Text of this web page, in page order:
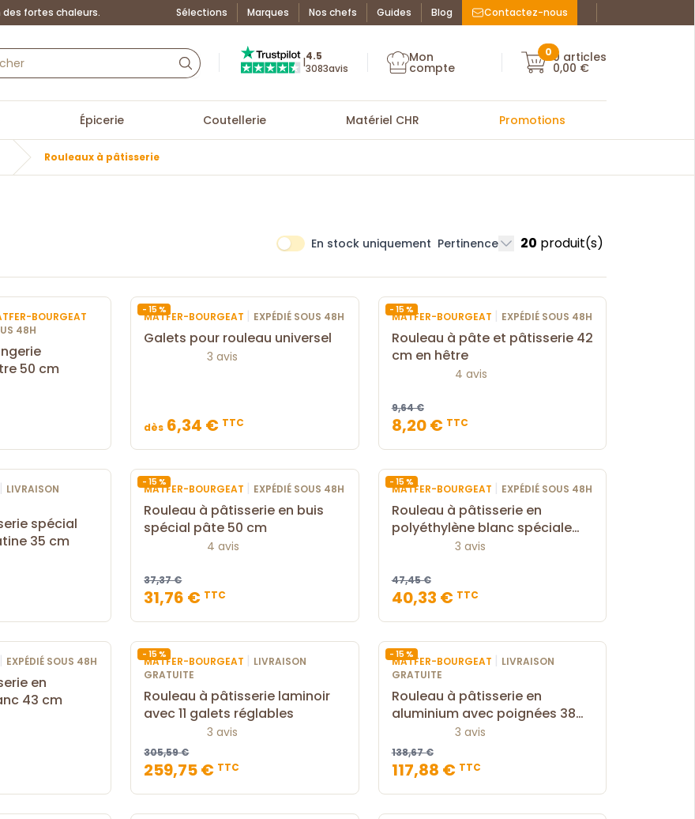
fortes chaleurs. Sélections Marques Nos chefs Guides Blog Contactez-nous Facebook : La
Instagram :
Truspilot : La Boutique des chefs
4.5
3083avis Mon compte
Mon
compte Mon compte
00 articles
0,00 €
Épicerie Coutellerie Matériel CHR Promotions
Rouleaux à pâtisserie
En stock uniquement Pertinence 20 produit(s)
BOURGEAT
48H
50 cm
- 15 %
MATFER-BOURGEAT | EXPÉDIÉ SOUS 48H
Galets pour rouleau universel
3 avis
dès 6,34 € TTC
- 15 %
MATFER-BOURGEAT | EXPÉDIÉ SOUS 48H
Rouleau à pâte et pâtisserie 42
cm en hêtre
4 avis
9,64 €
8,20 € TTC
| LIVRAISON
spécial
35 cm
- 15 %
MATFER-BOURGEAT | EXPÉDIÉ SOUS 48H
Rouleau à pâtisserie en buis
spécial pâte 50 cm
4 avis
37,37 €
31,76 € TTC
- 15 %
MATFER-BOURGEAT | EXPÉDIÉ SOUS 48H
Rouleau à pâtisserie en
polyéthylène blanc spéciale
pâte 50 cm3 avis
47,45 €
40,33 € TTC
| EXPÉDIÉ SOUS 48H
en
43 cm
- 15 %
MATFER-BOURGEAT | LIVRAISON
GRATUITE
Rouleau à pâtisserie laminoir
avec 11 galets réglables
3 avis
305,59 €
259,75 € TTC
- 15 %
MATFER-BOURGEAT | LIVRAISON
GRATUITE
Rouleau à pâtisserie en
aluminium avec poignées 38
3 avis
138,67 €
117,88 € TTC